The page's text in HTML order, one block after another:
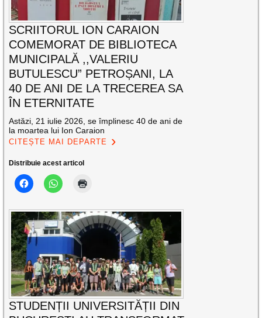
SCRIITORUL ION CARAION
COMEMORAT DE BIBLIOTECA
MUNICIPALĂ ,,VALERIU
BUTULESCU” PETROȘANI, LA
40 DE ANI DE LA TRECEREA SA
ÎN ETERNITATE
Astăzi, 21 iulie 2026, se împlinesc 40 de ani de
la moartea lui Ion Caraion
CITEȘTE MAI DEPARTE
Distribuie acest articol
STUDENȚII UNIVERSITĂȚII DIN